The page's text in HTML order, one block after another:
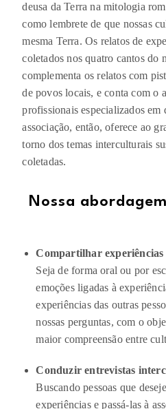
deusa da Terra na mitologia
como lembrete de que nossas
mesma Terra. Os relatos de
coletados nos quatro cantos do
complementa os relatos com
de povos locais, e conta com o
profissionais especializados em
associação, então, oferece ao
torno dos temas interculturais
coletadas.
Nossa abordagem​
Compartilhar
Seja de forma oral ou por
emoções ligadas à
experiências das outras
nossas perguntas, com o
maior compreensão entre
Conduzir entrevistas
Buscando pessoas que
experiências e passá-las à